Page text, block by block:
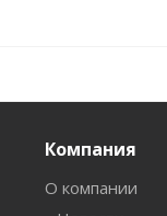
Компания
О компании